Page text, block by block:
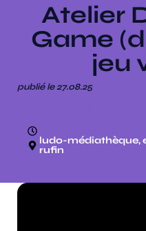
Atelier
Game
jeu
publié le 27.08.25
ludo-médiathèque,
rufin